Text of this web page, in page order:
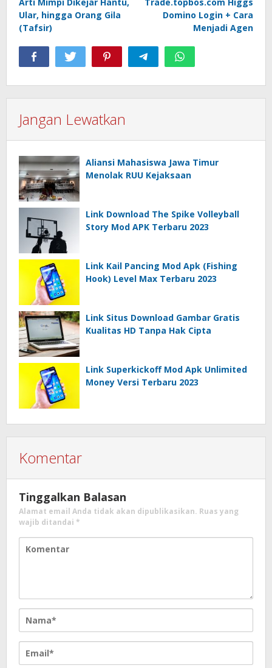
pos
Ular, hingga Orang Gila
(Tafsir)
Domino Login + Cara
Menjadi Agen
Jangan Lewatkan
Aliansi Mahasiswa Jawa Timur
Menolak RUU Kejaksaan
Link Download The Spike Volleyball
Story Mod APK Terbaru 2023
Link Kail Pancing Mod Apk (Fishing
Hook) Level Max Terbaru 2023
Link Situs Download Gambar Gratis
Kualitas HD Tanpa Hak Cipta
Link Superkickoff Mod Apk Unlimited
Money Versi Terbaru 2023
Komentar
Tinggalkan Balasan
Alamat email Anda tidak akan dipublikasikan. Ruas yang
wajib ditandai *